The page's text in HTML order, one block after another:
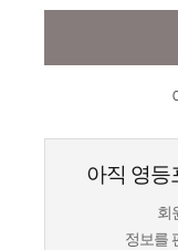
아직 영등
회
정보를